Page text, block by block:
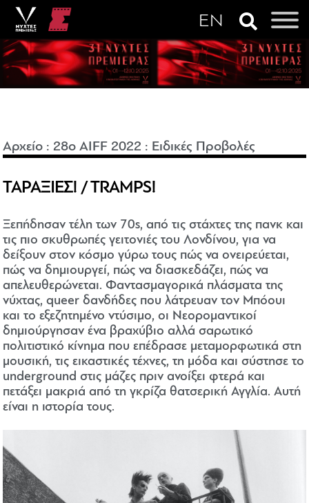
Αρχείο :28o AIFF 2022 : Ειδικές Προβολές
ΤΑΡΑΞΙΕΣ! / TRAMPS!
Ξεπήδησαν τέλη των 70s, από τις στάχτες της πανκ και
τις πιο σκυθρωπές γειτονιές του Λονδίνου, για να
δείξουν στον κόσμο γύρω τους πώς να ονειρεύεται,
πώς να δημιουργεί, πώς να διασκεδάζει, πώς να
απελευθερώνεται. Φαντασμαγορικά πλάσματα της
νύχτας, queer δανδήδες που λάτρευαν τον Μπόουι
και το εξεζητημένο ντύσιμο, οι Νεορομαντικοί
δημιούργησαν ένα βραχύβιο αλλά σαρωτικό
πολιτιστικό κίνημα που επέδρασε μεταμορφωτικά στη
μουσική, τις εικαστικές τέχνες, τη μόδα και σύστησε το
underground στις μάζες πριν ανοίξει φτερά και
πετάξει μακριά από τη γκρίζα θατσερική Αγγλία. Αυτή
είναι η ιστορία τους.